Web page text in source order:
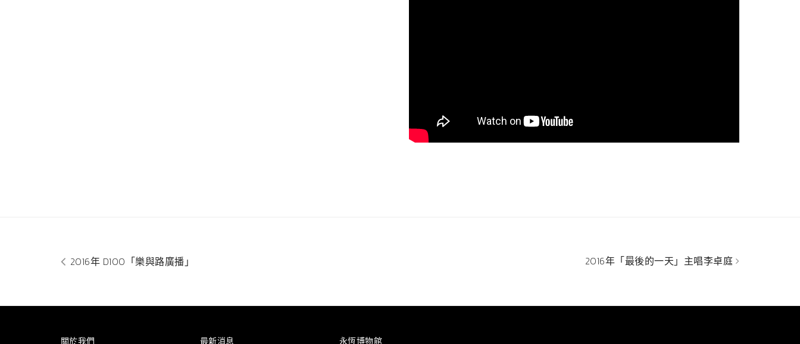
2016年 D100「樂與路廣播」 2016年「最後的一天」主唱李卓庭
關於我們 最新消息 永恆博物館